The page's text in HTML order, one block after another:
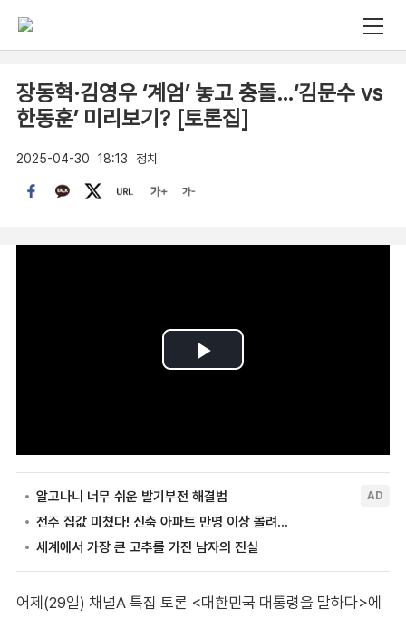
장동혁·김영우 ‘계엄’ 놓고 충돌…‘김문수 vs
한동훈’ 미리보기? [토론집]
2025-04-30 18:13 정치
어제(29일) 채널A 특집 토론 <대한민국 대통령을 말하다>에